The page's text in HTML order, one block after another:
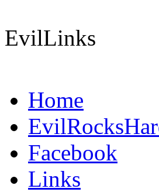
EvilLinks
Home
Facebook
Links